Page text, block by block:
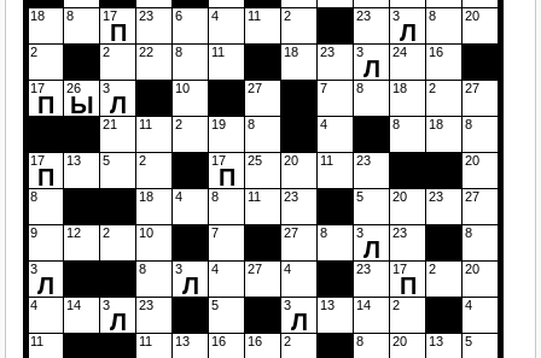
18 8 17
П
23 6 4 11 2 23 3
Л
8 20
2 2 22 8 11 18 23 3
Л
24 16
17
П
26
Ы
3
Л
10 27 7 8 18 2 27
21 11 2 19 8 4 8 18 8
17
П
13 5 2 17
П
25 20 11 23 20
8 18 4 8 11 23 5 20 23 27
9 12 2 10 7 27 8 3
Л
23 8
3
Л
8 3
Л
4 27 4 23 17
П
2 20
4 14 3
Л
23 5 3
Л
13 14 2 4
11 11 13 16 16 2 8 20 13 5